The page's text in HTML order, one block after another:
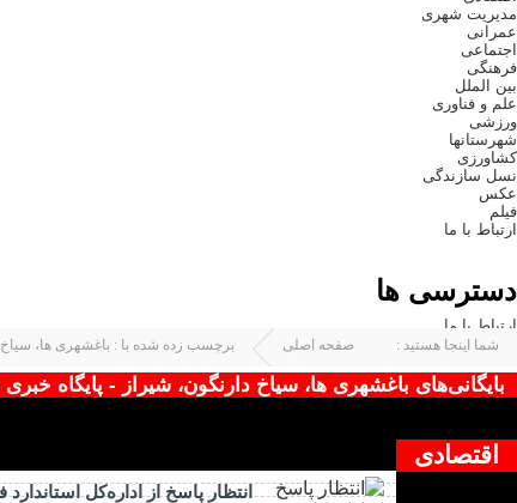
مدیریت شهری
عمرانی
اجتماعی
فرهنگی
بین الملل
علم و فناوری
ورزشی
شهرستانها
کشاورزی
نسل سازندگی
عکس
فیلم
ارتباط با ما
دسترسی ها
ارتباط با ما
شما اینجا هستید : صفحه اصلی برچسب زده شده با : باغشهری ها، سیاخ
بایگانی‌های باغشهری ها، سیاخ دارنگون، شیراز - پایگاه
اقتصادی
انتظار پاسخ از اداره‌کل